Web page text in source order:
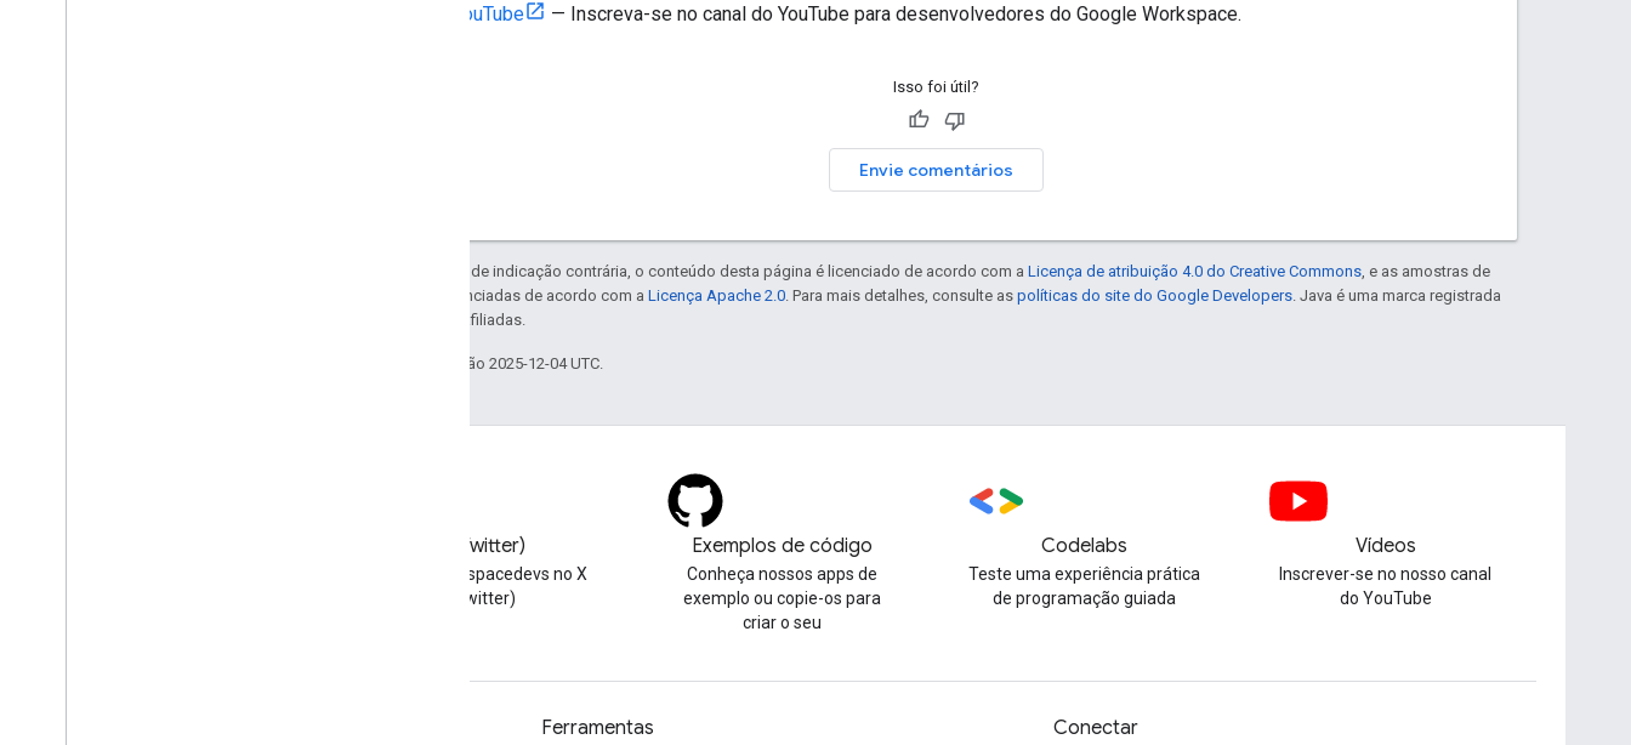
YouTube — Inscreva-se no canal do YouTube para desenvolvedores do Google Workspace.
Isso foi útil?
Envie comentários
Exceto em caso de indicação contrária, o conteúdo desta página é licenciado de acordo com a Licença de atribuição 4.0 do Creative Commons , e as amostras de
código são licenciadas de acordo com a Licença Apache 2.0 . Para mais detalhes, consulte as políticas do site do Google Developers . Java é uma marca registrada
da Oracle e/ou afiliadas.
Última atualização 2025-12-04 UTC.
X (Twitter)
Siga @workspacedevs no X
(Twitter)
Exemplos de código
Conheça nossos apps de
exemplo ou copie-os para
criar o seu
Codelabs
Teste uma experiência prática
de programação guiada
Vídeos
Inscrever-se no nosso canal
do YouTube
Ferramentas Conectar